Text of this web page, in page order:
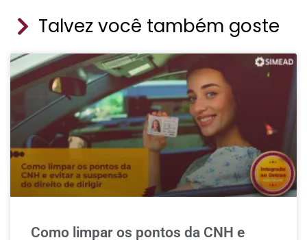
Talvez você também goste
Como limpar os pontos da CNH e